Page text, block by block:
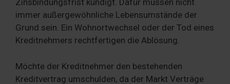
Zinsbindungsfrist kündigt. Dafür müssen nicht
immer außergewöhnliche Lebensumstände der
Grund sein. Ein Wohnortwechsel oder der Tod eines
Kreditnehmers rechtfertigen die Ablösung.
Möchte der Kreditnehmer den bestehenden
Kreditvertrag umschulden, da der Markt Verträge